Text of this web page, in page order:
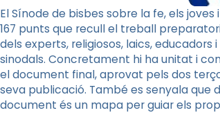
El Sínode de bisbes sobre la fe, els
167 punts que recull el treball
dels experts, religiosos, laics,
sinodals. Concretament hi ha unitat i
el document final, aprovat pels dos
seva publicació. També es senyala que
document és un mapa per guiar els